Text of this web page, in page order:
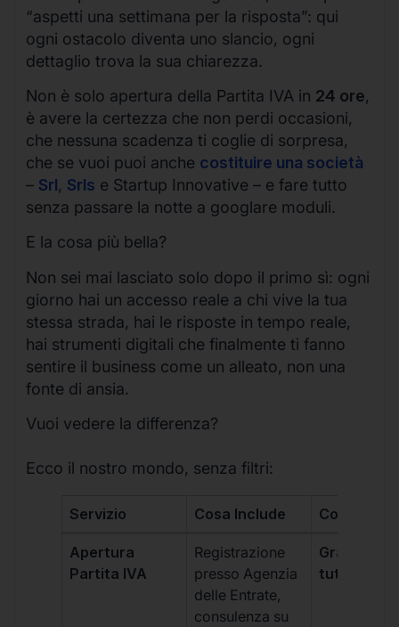
“aspetti una settimana per la risposta”: qui
ogni ostacolo diventa uno slancio, ogni
dettaglio trova la sua chiarezza.
Non è solo apertura della Partita IVA in 24 ore,
è avere la certezza che non perdi occasioni,
che nessuna scadenza ti coglie di sorpresa,
che se vuoi puoi anche costituire una società
– Srl, Srls e Startup Innovative – e fare tutto
senza passare la notte a googlare moduli.
E la cosa più bella?
Non sei mai lasciato solo dopo il primo sì: ogni
giorno hai un accesso reale a chi vive la tua
stessa strada, hai le risposte in tempo reale,
hai strumenti digitali che finalmente ti fanno
sentire il business come un alleato, non una
fonte di ansia.
Vuoi vedere la differenza?
Ecco il nostro mondo, senza filtri:
Servizio Cosa Include Costo
Apertura
Partita IVA
Registrazione
presso Agenzia
delle Entrate,
consulenza su
Gratis,
tutti i piani